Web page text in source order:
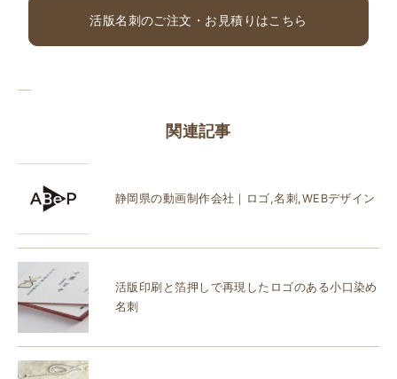
活版名刺のご注文・お見積りはこちら
関連記事
静岡県の動画制作会社｜ロゴ,名刺,WEBデザイン
活版印刷と箔押しで再現したロゴのある小口染め
名刺